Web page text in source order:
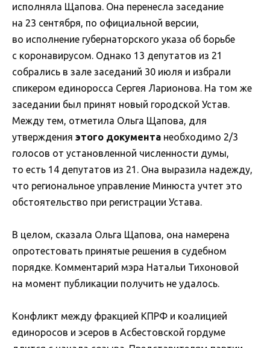
исполняла Щапова. Она перенесла заседание
на 23 сентября, по официальной версии,
во исполнение губернаторского указа об борьбе
с коронавирусом. Однако 13 депутатов из 21
собрались в зале заседаний 30 июля и избрали
спикером единоросса Сергея Ларионова. На том же
заседании был принят новый городской Устав.
Между тем, отметила Ольга Щапова, для
утверждения этого документа необходимо 2/3
голосов от установленной численности думы,
то есть 14 депутатов из 21. Она выразила надежду,
что региональное управление Минюста учтет это
обстоятельство при регистрации Устава.
В целом, сказала Ольга Щапова, она намерена
опротестовать принятые решения в судебном
порядке. Комментарий мэра Натальи Тихоновой
на момент публикации получить не удалось.
Конфликт между фракцией КПРФ и коалицией
единоросов и эсеров в Асбестовской гордуме